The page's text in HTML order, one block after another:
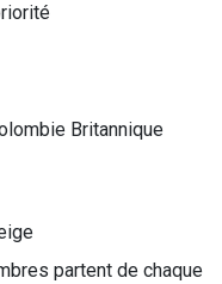
Britannique
partent de chaque